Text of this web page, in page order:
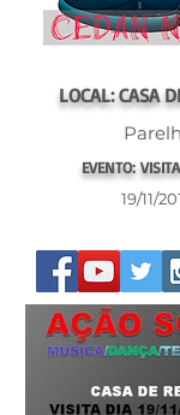
LOCAL: CASA
EVENTO:
19/11/